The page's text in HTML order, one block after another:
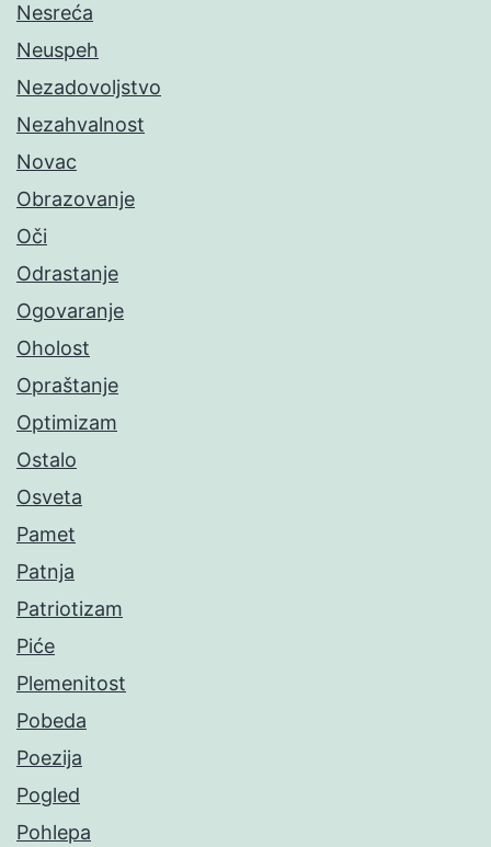
Nesreća
Neuspeh
Nezadovoljstvo
Nezahvalnost
Novac
Obrazovanje
Oči
Odrastanje
Ogovaranje
Oholost
Opraštanje
Optimizam
Ostalo
Osveta
Pamet
Patnja
Patriotizam
Piće
Plemenitost
Pobeda
Poezija
Pogled
Pohlepa